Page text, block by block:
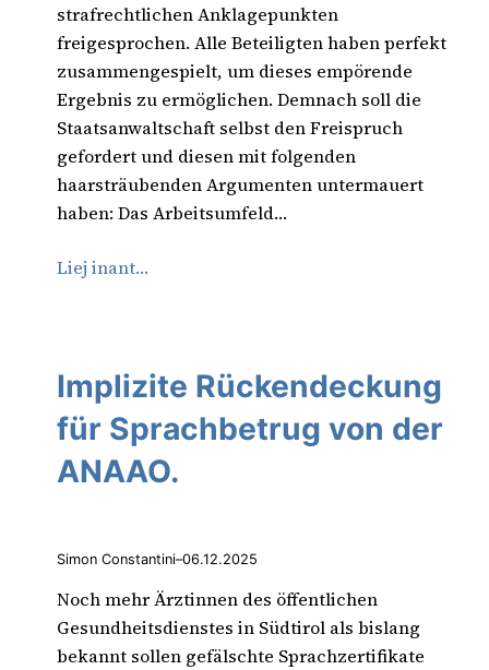
strafrechtlichen Anklagepunkten
freigesprochen. Alle Beteiligten haben perfekt
zusammengespielt, um dieses empörende
Ergebnis zu ermöglichen. Demnach soll die
Staatsanwaltschaft selbst den Freispruch
gefordert und diesen mit folgenden
haarsträubenden Argumenten untermauert
haben: Das Arbeitsumfeld…
Liej inant…
Implizite Rückendeckung
für Sprachbetrug von der
ANAAO.
Simon Constantini–06.12.2025
Noch mehr Ärztinnen des öffentlichen
Gesundheitsdienstes in Südtirol als bislang
bekannt sollen gefälschte Sprachzertifikate